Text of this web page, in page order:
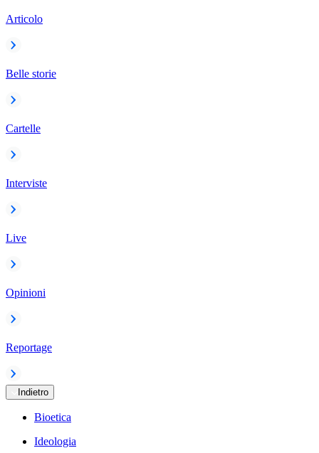
Articolo
Belle storie
Cartelle
Interviste
Live
Opinioni
Reportage
Indietro
Bioetica
Ideologia